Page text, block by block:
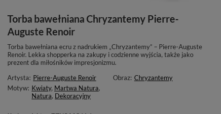
Torba bawełniana Chryzantemy Pierre-
Auguste Renoir
Torba bawełniana ecru z nadrukiem „Chryzantemy” – Pierre-Auguste
Renoir. Lekka shopperka na zakupy i codzienne wyjścia, także jako
prezent dla miłośników impresjonizmu.
Artysta: Pierre-Auguste Renoir Obraz: Chryzantemy
Motyw: Kwiaty, Martwa Natura,
Natura, Dekoracyjny